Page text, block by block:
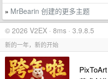
» MrBearin 创建的更多主题
© 2026 V2EX · 8ms · 3.9.8.5
新的一年，新的开始